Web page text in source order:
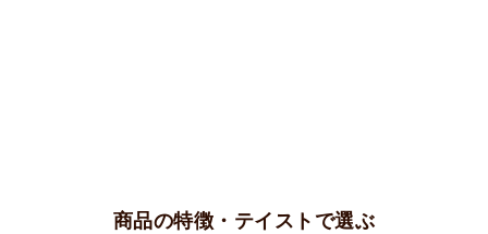
商品の特徴・テイストで選ぶ